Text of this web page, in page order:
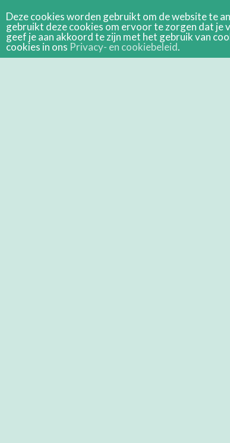
Deze cookies worden gebruikt om de website te
gebruikt deze cookies om ervoor te zorgen dat
geef je aan akkoord te zijn met het gebruik van
cookies in ons Privacy- en cookiebeleid.